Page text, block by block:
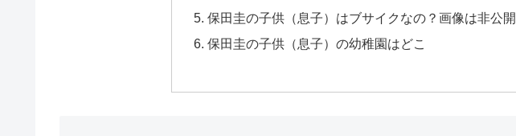
保田圭の子供（息子）はブサイクなの？画像は非公開
保田圭の子供（息子）の幼稚園はどこ